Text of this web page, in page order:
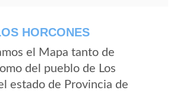
HORCONES
el Mapa tanto de
del pueblo de Los
estado de Provincia de